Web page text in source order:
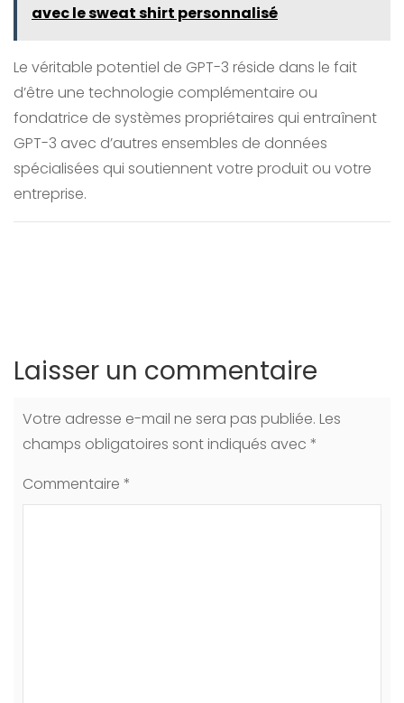
avec le sweat shirt personnalisé
Le véritable potentiel de GPT-3 réside dans le fait
d’être une technologie complémentaire ou
fondatrice de systèmes propriétaires qui entraînent
GPT-3 avec d’autres ensembles de données
spécialisées qui soutiennent votre produit ou votre
entreprise.
Laisser un commentaire
Votre adresse e-mail ne sera pas publiée. Les
champs obligatoires sont indiqués avec *
Commentaire *